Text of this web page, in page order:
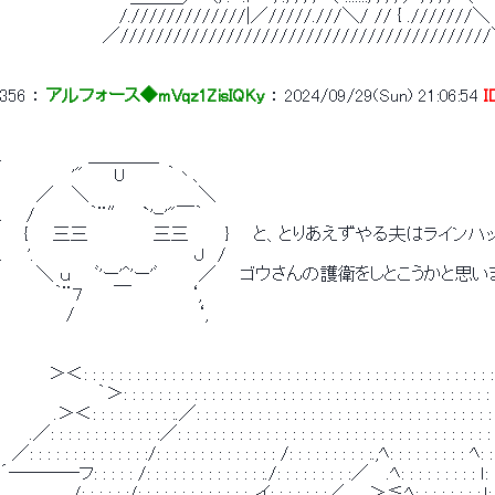
/./////////////|／/////.///＼/ // { .///////＼
／//////////////////////////////////////////＼　　　　　　　
356 ： アルフォース◆mVqz1ZisIQKy ： 2024/09/29(Sun) 21:06:54
'"　　 U　　　 ｀丶、
／　 ＼　　　　　　　　　＼
. 　 /　　　　 ｀¨″　 `'ｰ'"￣｀
{　　三三　　 　 　 三三　　　}　　と、とりあえずやる夫はラインハ
.　　'.　　　　 　 　 　 　 　 　 Ｊ　/
＼ ｕ　　ﾞ'ー'^'ー'ﾞ 　 　 ／　　ゴウさんの護衛をしとこうかと思い
｀¨７　　 ￣ 　 　 　 ‘,
/　　　　　　　　　　‘,
＞＜: : : : : : : : : : : : : : : : : : : : : : : : : : : : : : : : : : : : : : : : : : : : : : : :
｀＞: : : : : : : : : : : : : : : : : : : : : : : : : : : : : : : : : : : : : : : : : : : :
.＞＜: : : : : : : : : :.／: : : : : : : : : : : : : : : : : : : : : : : : : : : : : : : : : :
.／: : : : : : : : : : : : :／: : : : : : : : : : : : : : : : : : : : : : : : : : : : : : : : : : :
／: : : : : : : : : : : : : :/: : : : : : : : : : : : : : /: : : : : : : : : :.,ﾍ: : : : : : : : : ﾍ: :
´────フ: : : : : /: : : : : : : : : : : : : :./: : : : : : : : :／　 .ﾍ: : : : : : : : : ｌ